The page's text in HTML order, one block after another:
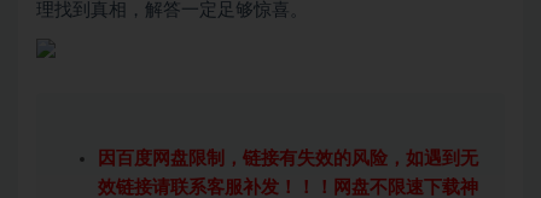
理找到真相，解答一定足够惊喜。
因百度网盘限制，链接有失效的风险，如遇到无
效链接请联系客服补发！！！网盘不限速下载神